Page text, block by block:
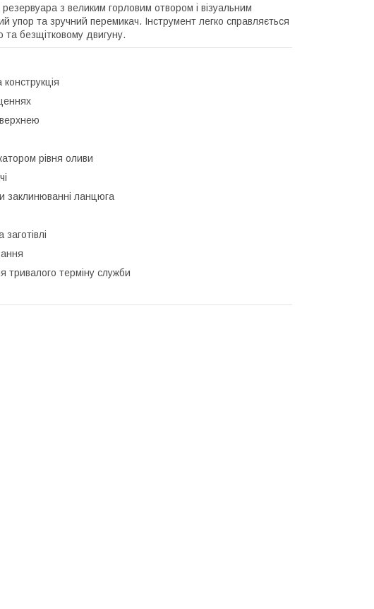
з великим горловим отвором і візуальним
та зручний перемикач. Інструмент легко справляється
безщітковому двигуну.
рівня оливи
заклинюванні ланцюга
тривалого терміну служби